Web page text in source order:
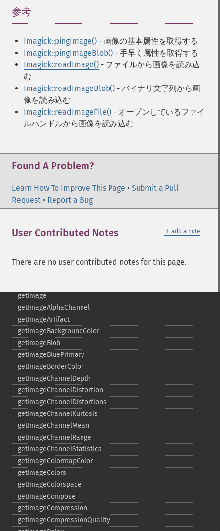
参考
Imagick::pingImage() - 画像の基本属性を取得する
Imagick::pingImageBlob() - 手早く属性を取得する
Imagick::readImage() - ファイルから画像を読み込
む
Imagick::readImageBlob() - バイナリ文字列から画
像を読み込む
Imagick::readImageFile() - オープンしているファイ
ルハンドルから画像を読み込む
Found A Problem?
Learn How To Improve This Page • Submit a Pull
Request • Report a Bug
＋ add a note
User Contributed Notes
There are no user contributed notes for this page.
encipherImage
enhanceImage
equalizeImage
evaluateImage
exportImagePixels
extentImage
flipImage
floodFillPaintImage
flopImage
forwardFourierTransformImage
fxImage
gammaImage
gaussianBlurImage
getColorspace
getCompression
getFilename
getFormat
getImage
getImageAlphaChannel
getImageArtifact
getImageBackgroundColor
getImageBlob
getImageBluePrimary
getImageBorderColor
getImageChannelDepth
getImageChannelDistortion
getImageChannelDistortions
getImageChannelKurtosis
getImageChannelMean
getImageChannelRange
getImageChannelStatistics
getImageColormapColor
getImageColors
getImageColorspace
getImageCompose
getImageCompression
getImageCompressionQuality